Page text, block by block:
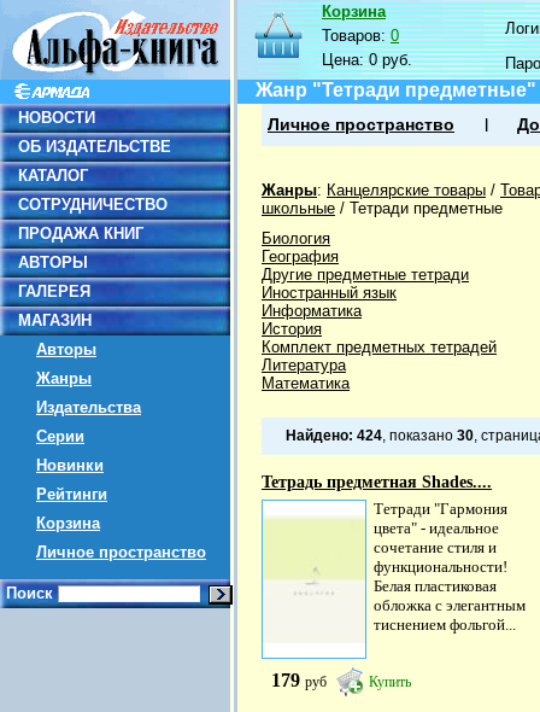
НОВОСТИ
ОБ ИЗДАТЕЛЬСТВЕ
КАТАЛОГ
СОТРУДНИЧЕСТВО
ПРОДАЖА КНИГ
АВТОРЫ
ГАЛЕРЕЯ
МАГАЗИН
Авторы
Жанры
Издательства
Серии
Новинки
Рейтинги
Корзина
Личное пространство
Поиск
Корзина
Товаров:0
Цена:0 руб.
Жанр "Тетради предметные"
Личное пространство
Жанры: Канцелярские товары /
школьные / Тетради предметные
Биология
География
Другие предметные тетради
Иностранный язык
Информатика
История
Комплект предметных тетрадей
Литература
Математика
Найдено: 424, показано 30,
Тетрадь предметная Shades....
Тетради "Гармония
цвета" - идеальное
сочетание стиля и
функциональности!
Белая пластиковая
обложка с элегантным
тиснением фольгой...
179 руб Купить